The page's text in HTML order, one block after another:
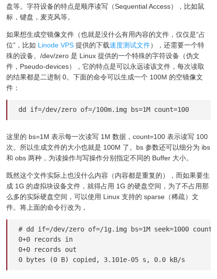
盘等。字符设备的特点是顺序读写（Sequential Access），比如鼠
标，键盘，麦克风等。
如果想生成空镜像文件（也就是没什么有用内容的文件，仅仅是“占
位”，比如 Linode VPS 提供的下载速度测试文件），还需要一个特
殊的设备。/dev/zero 是 Linux 提供的一个特殊的字符设备（伪文
件，Pseudo-devices），它的特点是可以永远读该文件，每次读取
的结果都是二进制 0。下面的命令可以生成一个 100M 的空镜像文
件：
dd if=/dev/zero of=/100m.img bs=1M count=100
这里的 bs=1M 表示每一次读写 1M 数据，count=100 表示读写 100
次。所以生成文件的大小也就是 100M 了。bs 参数还可以细分为 ibs
和 obs 两种，为读操作与写操作分别指定不同的 Buffer 大小。
既然这个文件实际上也没什么内容（内容都是重复的），而如果要生
成 1G 的虚拟块设备文件，就得占用 1G 的硬盘空间，为了不占用那
么多的实际硬盘空间，可以使用 Linux 支持的 sparse（稀疏）文
件。将上面的命令行改为，
# dd if=/dev/zero of=/1g.img bs=1M seek=1000
0+0 records in
0+0 records out
0 bytes (0 B) copied, 3.101e-05 s, 0.0 kB/s